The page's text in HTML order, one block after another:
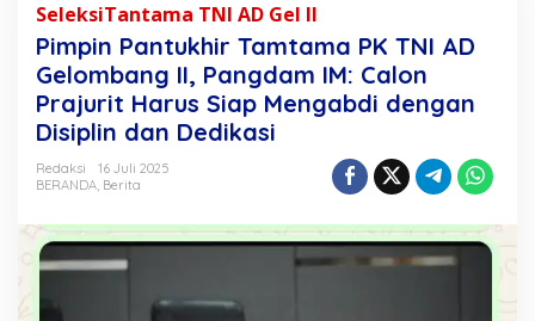
m
p
i
n
P
a
n
h
i
T
SeleksiTantama TNI AD Gel II
Pimpin Pantukhir Tamtama PK TNI AD
Gelombang II, Pangdam IM: Calon
Prajurit Harus Siap Mengabdi dengan
Disiplin dan Dedikasi
Redaksi
16 Juli 2025
BERANDA, Berita